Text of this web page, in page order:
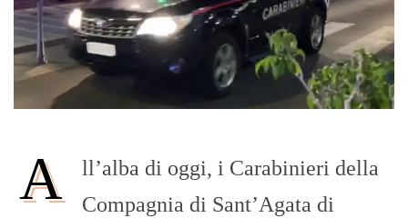
A
ll’alba di oggi, i Carabinieri della
Compagnia di Sant’Agata di